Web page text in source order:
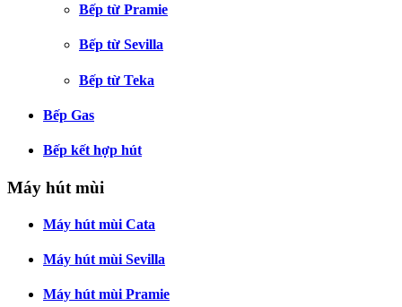
Bếp từ Pramie
Bếp từ Sevilla
Bếp từ Teka
Bếp Gas
Bếp kết hợp hút
Máy hút mùi
Máy hút mùi Cata
Máy hút mùi Sevilla
Máy hút mùi Pramie